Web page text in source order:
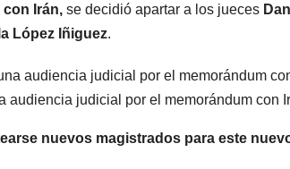
con Irán, se decidió apartar a los jueces
López Iñiguez.
audiencia judicial por el memorándum con
nuevos magistrados para este